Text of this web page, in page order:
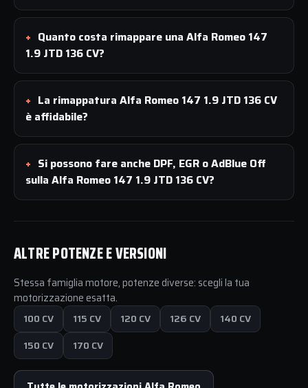
Quanto costa rimappare una Alfa Romeo 147
1.9 JTD 136 CV?
La rimappatura Alfa Romeo 147 1.9 JTD 136 CV
è affidabile?
Si possono fare anche DPF, EGR o AdBlue Off
sulla Alfa Romeo 147 1.9 JTD 136 CV?
ALTRE POTENZE E VERSIONI
Stessa famiglia motore, potenze diverse: scegli la tua
motorizzazione esatta.
100 CV
115 CV 120 CV 126 CV
140 CV
150 CV
170 CV